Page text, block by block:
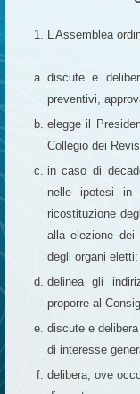
L’Assemblea
discute e
preventivi,
elegge il
Collegio dei
in caso di
nelle ipotesi in
ricostituzione
alla elezione dei
degli organi eletti;
delinea gli
proporre al
discute e
di interesse
delibera, ove